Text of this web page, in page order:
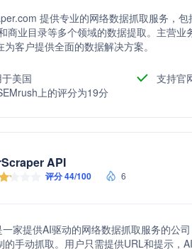
提供专业的网络数据抓取服务，
商业目录等多个领域的数据提取。主营
客户提供全面的数据解决方案。
美国
支持官
上的评分为19分
API
评分 44/100 6
家提供AI驱动的网络数据抓取服务的公
的手动抓取。用户只需提供URL和提示，